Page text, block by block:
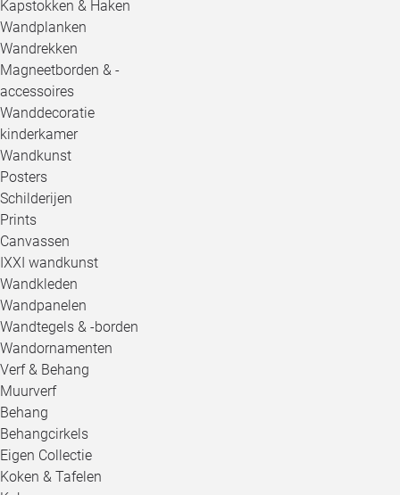
Kapstokken & Haken
Wandplanken
Wandrekken
Magneetborden & -
accessoires
Wanddecoratie
kinderkamer
Wandkunst
Posters
Schilderijen
Prints
Canvassen
IXXI wandkunst
Wandkleden
Wandpanelen
Wandtegels & -borden
Wandornamenten
Verf & Behang
Muurverf
Behang
Behangcirkels
Eigen Collectie
Koken & Tafelen